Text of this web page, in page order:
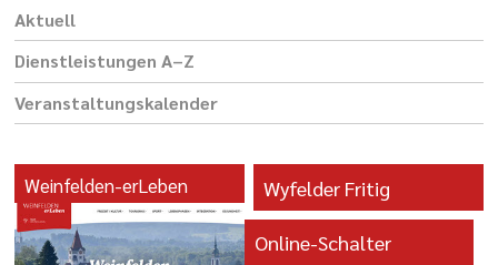
Aktuell
Dienst­leis­tungen A–Z
Veranstaltungs­kalender
Weinfelden-erLeben Wyfelder Fritig
Online-Schalter